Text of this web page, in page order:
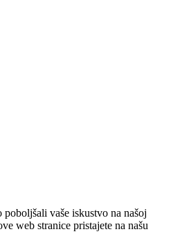
vaše iskustvo na našoj
web stranice pristajete na našu